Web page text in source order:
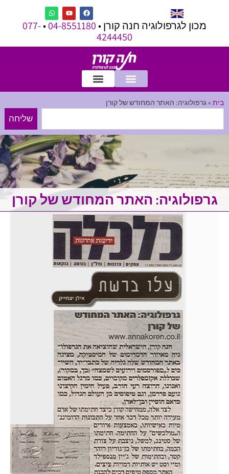
מכון לגרפולוגיה חנה קורן •04-8551180
•
077-
4244450
בית »גרפולוגיה: האתר המחודש של קורן
שליחה
גרפולוגיה: האתר המחודש של קורן